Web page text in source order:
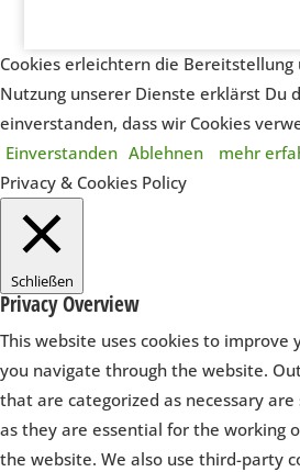
Cookies erleichtern die
Nutzung unserer Dienste erklärst Du
einverstanden, dass wir Cookies
Einverstanden Ablehnen
mehr
Privacy & Cookies Policy
Schließen
Privacy Overview
This website uses cookies to improve
you navigate through the website.
that are categorized as necessary
as they are essential for the working
the website. We also use third-party